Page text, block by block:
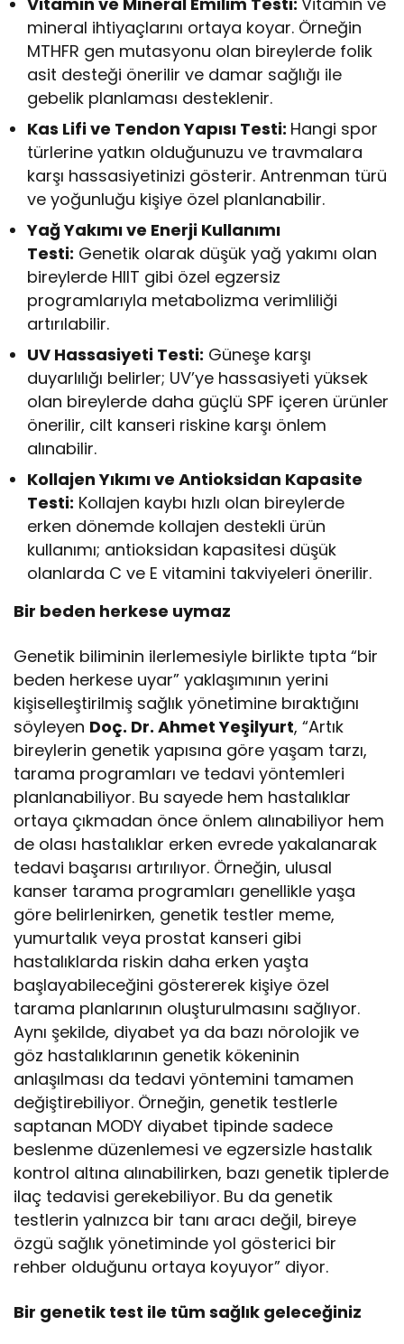
mineral ihtiyaçlarını ortaya koyar. Örneğin
MTHFR gen mutasyonu olan bireylerde folik
asit desteği önerilir ve damar sağlığı ile
gebelik planlaması desteklenir.
Kas Lifi ve Tendon Yapısı Testi: Hangi spor
türlerine yatkın olduğunuzu ve travmalara
karşı hassasiyetinizi gösterir. Antrenman türü
ve yoğunluğu kişiye özel planlanabilir.
Yağ Yakımı ve Enerji Kullanımı
Testi: Genetik olarak düşük yağ yakımı olan
bireylerde HIIT gibi özel egzersiz
programlarıyla metabolizma verimliliği
artırılabilir.
UV Hassasiyeti Testi: Güneşe karşı
duyarlılığı belirler; UV’ye hassasiyeti yüksek
olan bireylerde daha güçlü SPF içeren ürünler
önerilir, cilt kanseri riskine karşı önlem
alınabilir.
Kollajen Yıkımı ve Antioksidan Kapasite
Testi: Kollajen kaybı hızlı olan bireylerde
erken dönemde kollajen destekli ürün
kullanımı; antioksidan kapasitesi düşük
olanlarda C ve E vitamini takviyeleri önerilir.
Bir beden herkese uymaz
Genetik biliminin ilerlemesiyle birlikte tıpta “bir
beden herkese uyar” yaklaşımının yerini
kişiselleştirilmiş sağlık yönetimine bıraktığını
söyleyen Doç. Dr. Ahmet Yeşilyurt, “Artık
bireylerin genetik yapısına göre yaşam tarzı,
tarama programları ve tedavi yöntemleri
planlanabiliyor. Bu sayede hem hastalıklar
ortaya çıkmadan önce önlem alınabiliyor hem
de olası hastalıklar erken evrede yakalanarak
tedavi başarısı artırılıyor. Örneğin, ulusal
kanser tarama programları genellikle yaşa
göre belirlenirken, genetik testler meme,
yumurtalık veya prostat kanseri gibi
hastalıklarda riskin daha erken yaşta
başlayabileceğini göstererek kişiye özel
tarama planlarının oluşturulmasını sağlıyor.
Aynı şekilde, diyabet ya da bazı nörolojik ve
göz hastalıklarının genetik kökeninin
anlaşılması da tedavi yöntemini tamamen
değiştirebiliyor. Örneğin, genetik testlerle
saptanan MODY diyabet tipinde sadece
beslenme düzenlemesi ve egzersizle hastalık
kontrol altına alınabilirken, bazı genetik tiplerde
ilaç tedavisi gerekebiliyor. Bu da genetik
testlerin yalnızca bir tanı aracı değil, bireye
özgü sağlık yönetiminde yol gösterici bir
rehber olduğunu ortaya koyuyor” diyor.
Bir genetik test ile tüm sağlık geleceğiniz